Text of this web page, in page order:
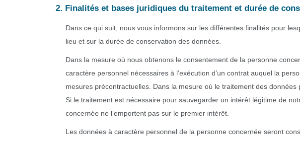
2. Finalités et bases juridiques du traitement et durée de
Dans ce qui suit, nous vous informons sur les différentes finalités pour
lieu et sur la durée de conservation des données.
Dans la mesure où nous obtenons le consentement de la personne
caractère personnel nécessaires à l’exécution d’un contrat auquel la
mesures précontractuelles. Dans la mesure où le traitement des
Si le traitement est nécessaire pour sauvegarder un intérêt légitime de
concernée ne l’emportent pas sur le premier intérêt.
Les données à caractère personnel de la personne concernée seront